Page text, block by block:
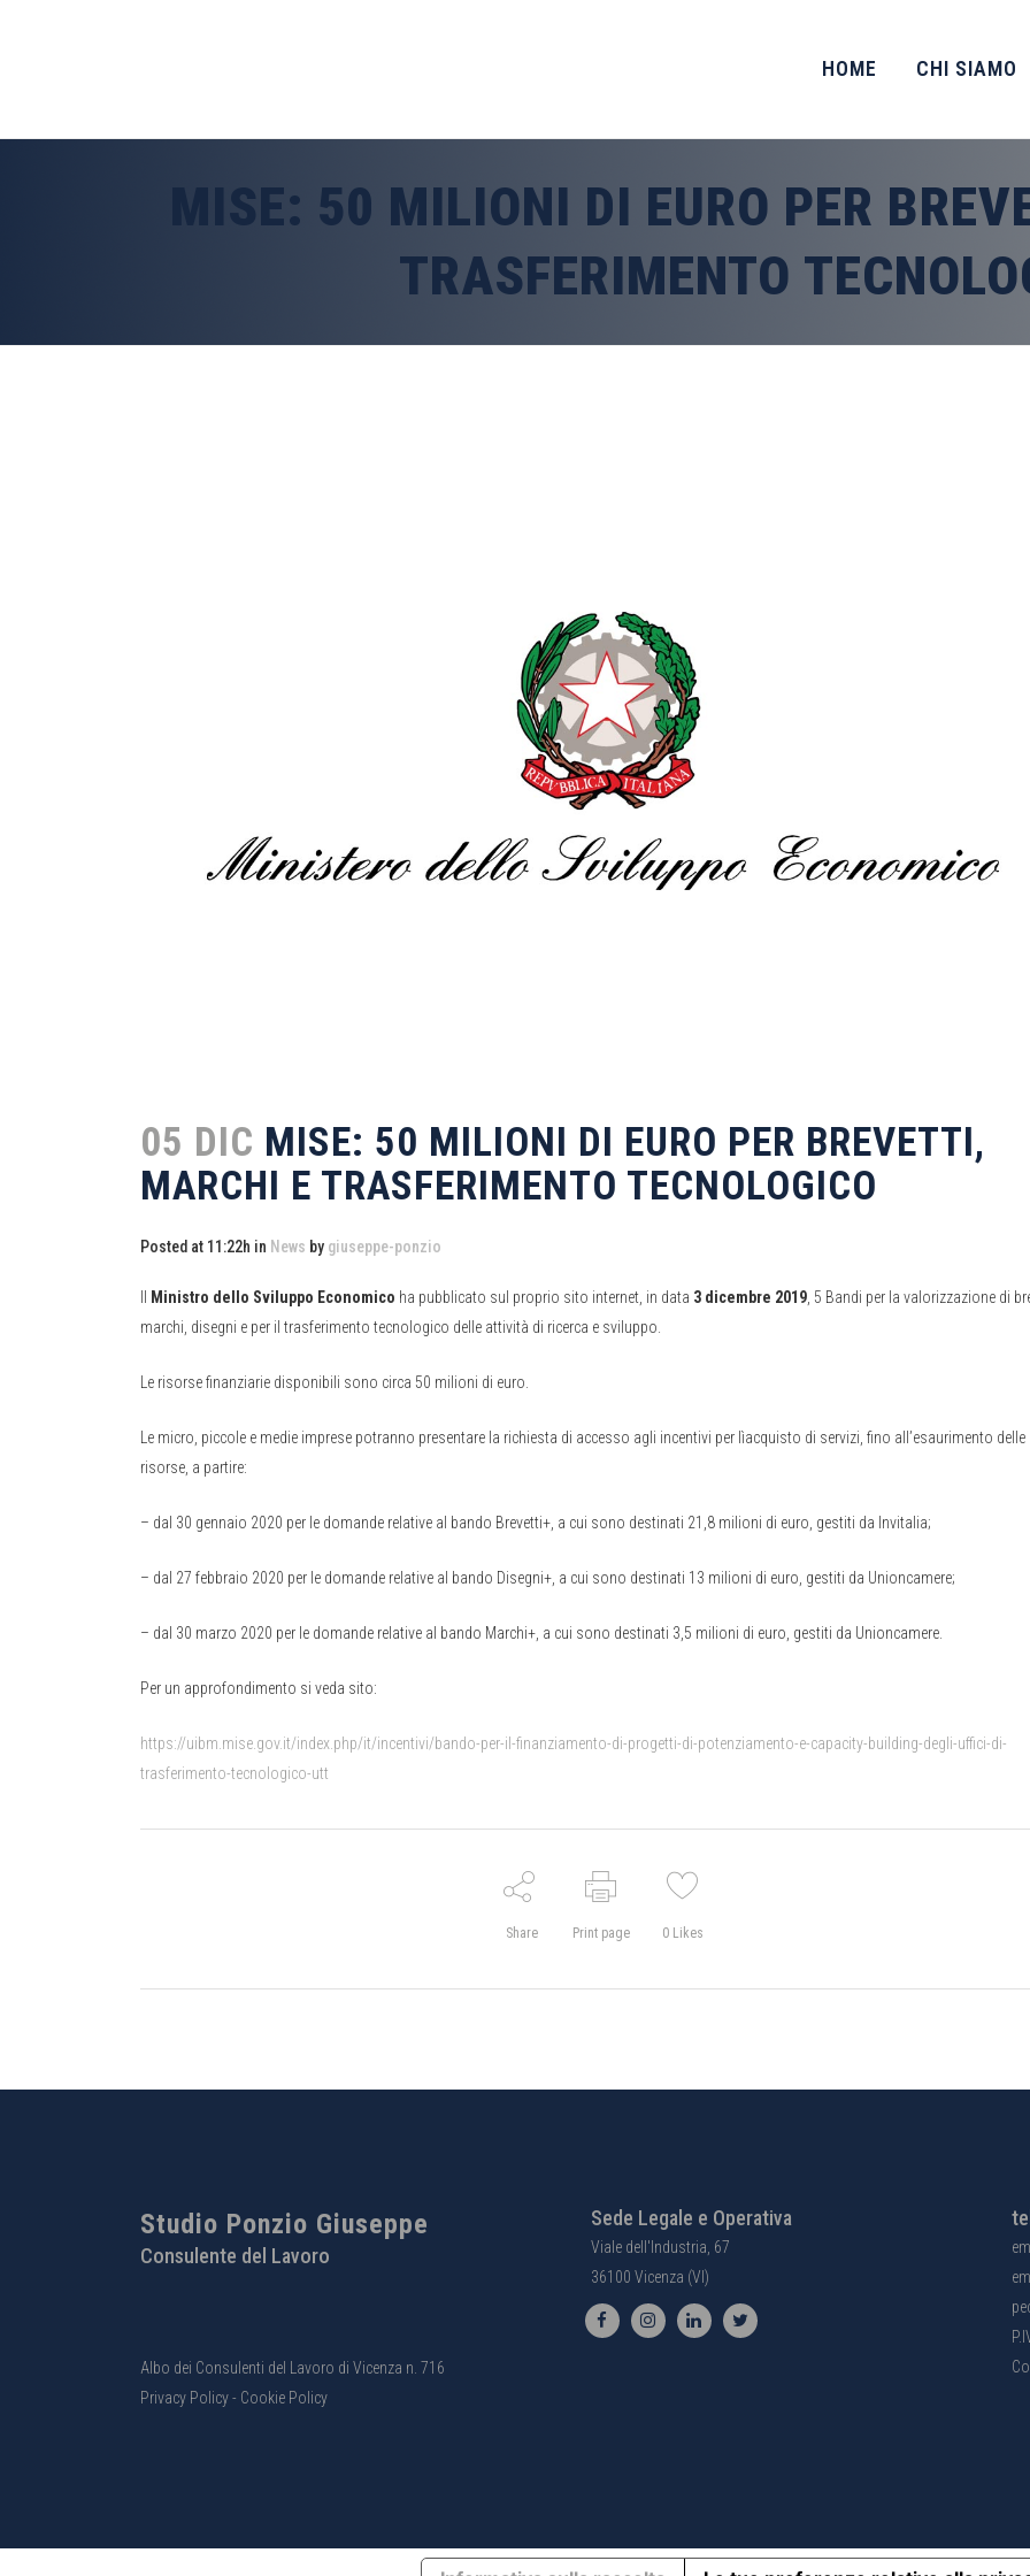
HOME CHI SIAMO
MISE: 50 MILIONI DI EURO PER
TRASFERIMENTO
05 DIC MISE: 50 MILIONI DI EURO PER BREVETTI,
MARCHI E TRASFERIMENTO TECNOLOGICO
Posted at 11:22h in News by giuseppe-ponzio
Ministro dello Sviluppo Economico ha pubblicato sul proprio sito internet, in data 3 dicembre 2019 , 5 Bandi per la valorizzazione di
marchi, disegni e per il trasferimento tecnologico delle attività di ricerca e sviluppo.
Le risorse finanziarie disponibili sono circa 50 milioni di euro.
Le micro, piccole e medie imprese potranno presentare la richiesta di accesso agli incentivi per lìacquisto di servizi, fino all’esaurimento delle
risorse, a partire:
– dal 30 gennaio 2020 per le domande relative al bando Brevetti+, a cui sono destinati 21,8 milioni di euro, gestiti da Invitalia;
– dal 27 febbraio 2020 per le domande relative al bando Disegni+, a cui sono destinati 13 milioni di euro, gestiti da Unioncamere;
– dal 30 marzo 2020 per le domande relative al bando Marchi+, a cui sono destinati 3,5 milioni di euro, gestiti da Unioncamere.
Per un approfondimento si veda sito:
https://uibm.mise.gov.it/index.php/it/incentivi/bando-per-il-finanziamento-di-progetti-di-potenziamento-e-capacity-building-degli-uffici-di-
trasferimento-tecnologico-utt
Share Print page 0Likes
Studio Ponzio Giuseppe
Consulente del Lavoro
Albo dei Consulenti del Lavoro di Vicenza n. 716
Privacy Policy- Cookie Policy
Sede Legale e Operativa
Viale dell'Industria, 67
36100 Vicenza (VI)